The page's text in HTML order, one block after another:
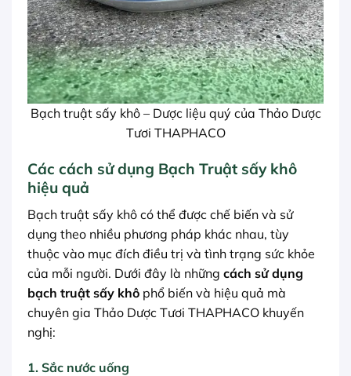
Bạch truật sấy khô – Dược liệu quý của Thảo Dược
Tươi THAPHACO
Các cách sử dụng Bạch Truật sấy khô
hiệu quả
Bạch truật sấy khô có thể được chế biến và sử
dụng theo nhiều phương pháp khác nhau, tùy
thuộc vào mục đích điều trị và tình trạng sức khỏe
của mỗi người. Dưới đây là những cách sử dụng
bạch truật sấy khô phổ biến và hiệu quả mà
chuyên gia Thảo Dược Tươi THAPHACO khuyến
nghị:
1. Sắc nước uống